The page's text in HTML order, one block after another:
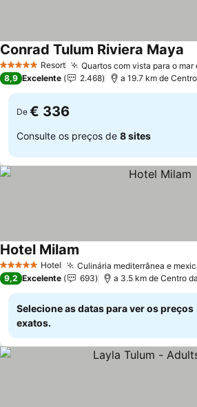
5 Estrelas Resort Quartos com vista para o mar
Conrad Tulum Riviera Maya
8,9 Excelente 2.468 a 19.7 km de
De € 336
Consulte os preços de 8 sites
5 Estrelas Hotel Culinária mediterrânea e
Hotel Milam
9,2 Excelente 693 a 3.5 km de Centro
Selecione as datas para ver os preços
exatos.